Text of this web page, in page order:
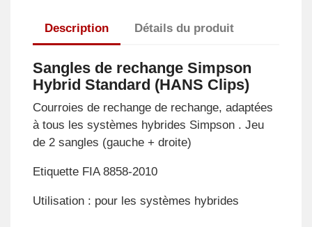
Description Détails du produit
Sangles de rechange Simpson
Hybrid Standard (HANS Clips)
Courroies de rechange de rechange, adaptées
à tous les systèmes hybrides Simpson . Jeu
de 2 sangles (gauche + droite)
Etiquette FIA 8858-2010
Utilisation : pour les systèmes hybrides